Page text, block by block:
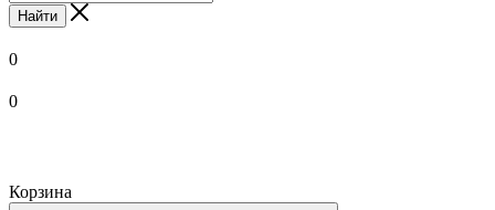
Найти
0
0
Корзина